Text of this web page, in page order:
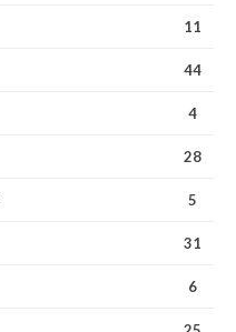
11
44
4
28
5
31
6